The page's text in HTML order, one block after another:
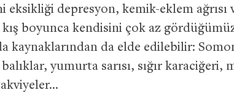
eksikliği depresyon, kemik-eklem
kış boyunca kendisini çok az
kaynaklarından da elde edilebilir:
balıklar, yumurta sarısı, sığır